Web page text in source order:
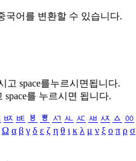
국어를 변환할 수 있습니다.
고 space를누르시면됩니다.
space를 누르시면 됩니다.
ㅶ ㅷ ㅸ ㅹ ㅺ ㅻ ㅼ ㅽ ㅾ ㅿ ㆀ
Ω α β γ δ ε ζ η θ ι κ λ μ ν ξ ο π ρ σ